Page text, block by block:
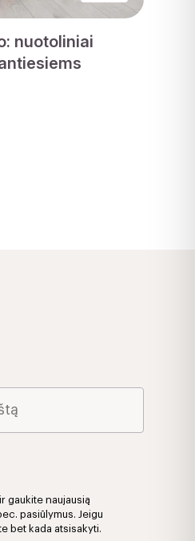
nuotoliniai
gaukite naujausią
pasiūlymus. Jeigu
bet kada atsisakyti.